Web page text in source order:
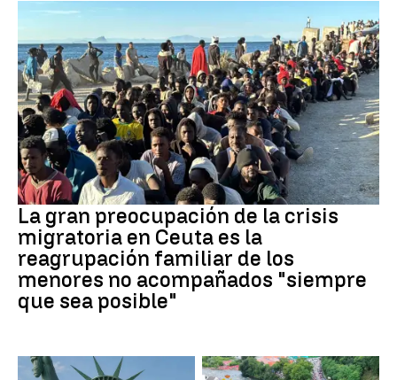
CRISIS MIGRATORIA
La gran preocupación de la crisis
migratoria en Ceuta es la
reagrupación familiar de los
menores no acompañados "siempre
que sea posible"